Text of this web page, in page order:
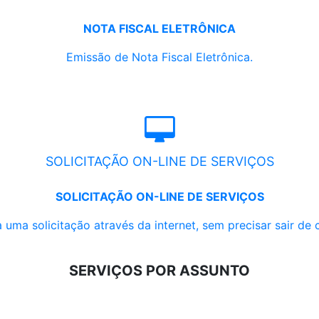
NOTA FISCAL ELETRÔNICA
Emissão de Nota Fiscal Eletrônica.
SOLICITAÇÃO ON-LINE DE SERVIÇOS
SOLICITAÇÃO ON-LINE DE SERVIÇOS
uma solicitação através da internet, sem precisar sair de
SERVIÇOS POR ASSUNTO